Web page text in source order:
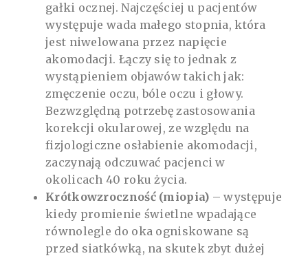
gałki ocznej.Najczęściej u pacjentów
występuje wada małego stopnia, która
jest niwelowana przez napięcie
akomodacji. Łączy się to jednak z
wystąpieniem objawów takich jak:
zmęczenie oczu, bóle oczu i głowy.
Bezwzględną potrzebę zastosowania
korekcji okularowej, ze względu na
fizjologiczne osłabienie akomodacji,
zaczynają odczuwać pacjenci w
okolicach 40 roku życia.
Krótkowzroczność (miopia) – występuje
kiedy promienie świetlne wpadające
równolegle do oka ogniskowane są
przed siatkówką, na skutek zbyt dużej